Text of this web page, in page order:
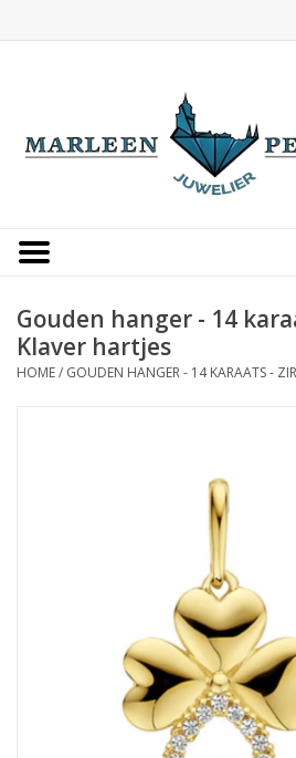
Occasions
Cadeaukaarten
Gouden hanger - 14
Klaver hartjes
HOME/ GOUDEN HANGER - 14 KARAATS -